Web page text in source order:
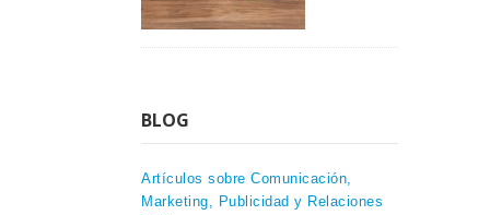
BLOG
Artículos sobre Comunicación,
Marketing, Publicidad y Relaciones